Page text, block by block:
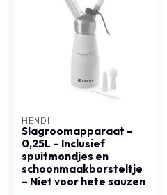
HENDI
Slagroomapparaat –
0,25L – Inclusief
spuitmondjes en
schoonmaakborsteltje
– Niet voor hete sauzen